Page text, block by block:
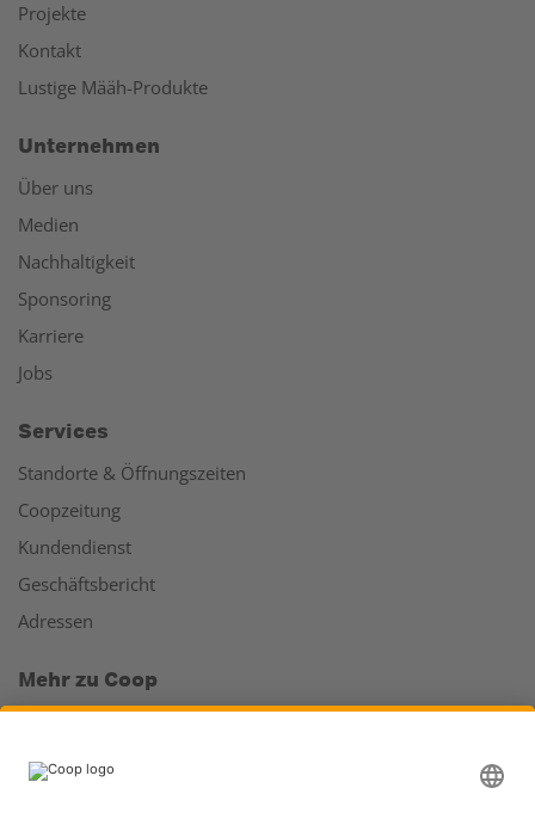
Projekte
Kontakt
Lustige Määh-Produkte
Unternehmen
Über uns
Medien
Nachhaltigkeit
Sponsoring
Karriere
Jobs
Services
Standorte & Öffnungszeiten
Coopzeitung
Kundendienst
Geschäftsbericht
Adressen
Mehr zu Coop
Läden & Services